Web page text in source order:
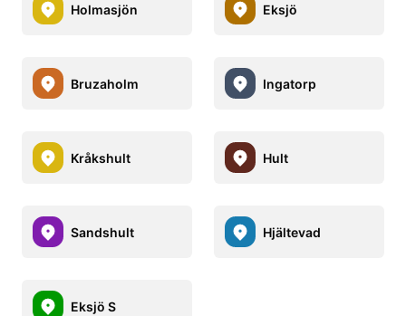
Holmasjön Eksjö
Bruzaholm Ingatorp
Kråkshult Hult
Sandshult Hjältevad
Eksjö S